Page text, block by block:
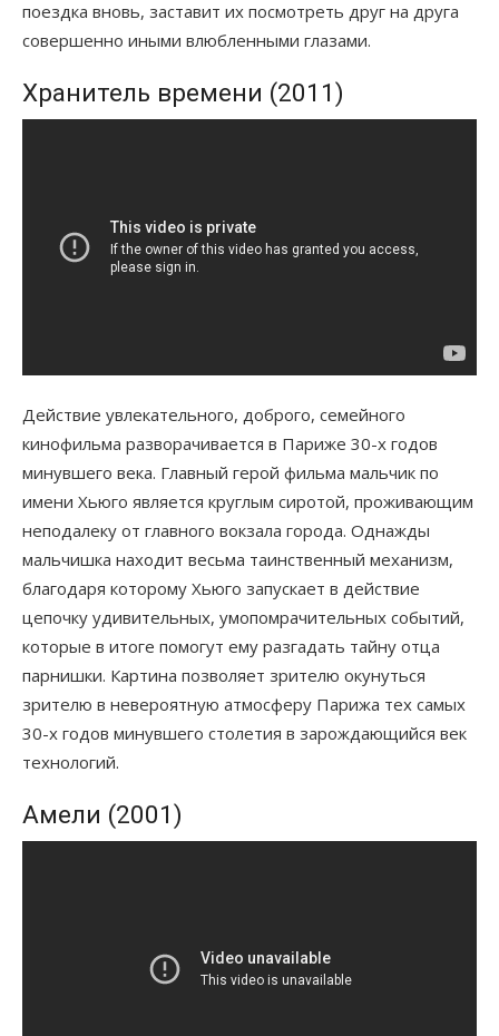
поездка вновь, заставит их посмотреть друг на друга
совершенно иными влюбленными глазами.
Хранитель времени (2011)
Действие увлекательного, доброго, семейного
кинофильма разворачивается в Париже 30-х годов
минувшего века. Главный герой фильма мальчик по
имени Хьюго является круглым сиротой, проживающим
неподалеку от главного вокзала города. Однажды
мальчишка находит весьма таинственный механизм,
благодаря которому Хьюго запускает в действие
цепочку удивительных, умопомрачительных событий,
которые в итоге помогут ему разгадать тайну отца
парнишки. Картина позволяет зрителю окунуться
зрителю в невероятную атмосферу Парижа тех самых
30-х годов минувшего столетия в зарождающийся век
технологий.
Амели (2001)